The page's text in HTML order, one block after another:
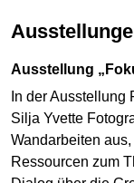
Ausstellung
In der
Silja Yvette
Wandarbeiten
Ressourcen zum